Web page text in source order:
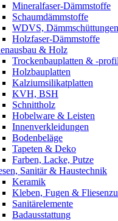
Mineralfaser-Dämmstoffe
Schaumdämmstoffe
WDVS, Dämmschüttungen
Holzfaser-Dämmstoffe
& Holz
Trockenbauplatten & -
Holzbauplatten
Kalziumsilikatplatten
KVH, BSH
Schnittholz
Hobelware & Leisten
Innenverkleidungen
Bodenbeläge
Tapeten & Deko
Farben, Lacke, Putze
Sanitär & Haustechnik
Keramik
Kleben, Fugen &
Sanitärelemente
Badausstattung